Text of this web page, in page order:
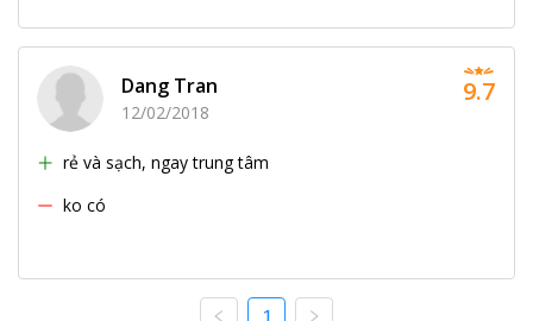
Dang Tran
12/02/2018
rẻ và sạch, ngay trung tâm
ko có
9.7
1